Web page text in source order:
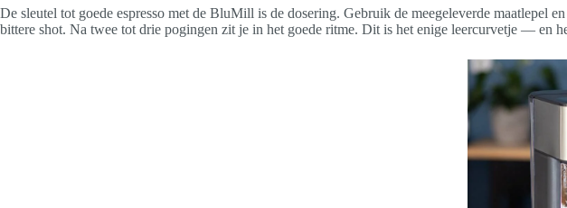
De sleutel tot goede espresso met de BluMill is de dosering. Gebruik de meegeleverde maatlepel
bittere shot. Na twee tot drie pogingen zit je in het goede ritme. Dit is het enige leercurvetje — en